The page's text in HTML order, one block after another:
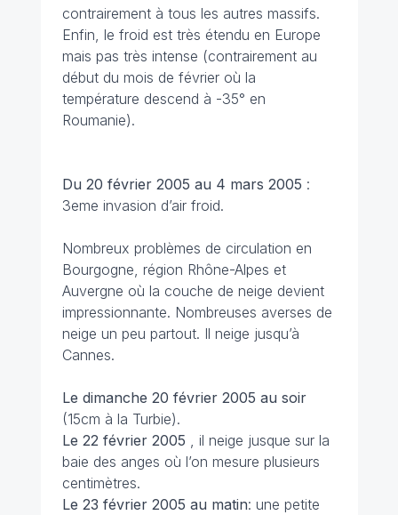
contrairement à tous les autres massifs.
Enfin, le froid est très étendu en Europe
mais pas très intense (contrairement au
début du mois de février où la
température descend à -35° en
Roumanie).
Du 20 février 2005 au 4 mars 2005 :
3eme invasion d’air froid.
Nombreux problèmes de circulation en
Bourgogne, région Rhône-Alpes et
Auvergne où la couche de neige devient
impressionnante. Nombreuses averses de
neige un peu partout. Il neige jusqu’à
Cannes.
Le dimanche 20 février 2005 au soir
(15cm à la Turbie).
Le 22 février 2005 , il neige jusque sur la
baie des anges où l’on mesure plusieurs
centimètres.
Le 23 février 2005 au matin: une petite